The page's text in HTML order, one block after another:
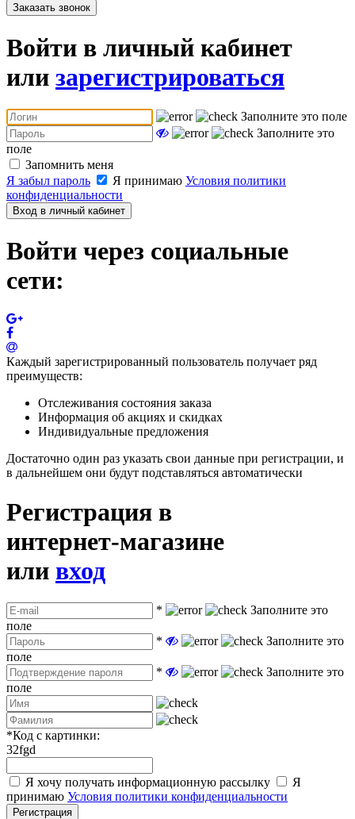
Заказать звонок
Войти в личный кабинет
или зарегистрироваться
Заполните это поле
Заполните это
поле
Запомнить меня
Я забыл пароль
Я принимаю Условия политики
конфиденциальности
Вход в личный кабинет
Войти через социальные
сети:
Каждый зарегистрированный пользователь получает ряд
преимуществ:
Отслеживания состояния заказа
Информация об акциях и скидках
Индивидуальные предложения
Достаточно один раз указать свои данные при регистрации, и
в дальнейшем они будут подставляться автоматически
Регистрация в
интернет-магазине
или вход
*
Заполните это
поле
*
Заполните это
поле
*
Заполните это
поле
*Код с картинки:
32fgd
Я хочу получать информационную рассылку
Я
принимаю Условия политики конфиденциальности
Регистрация